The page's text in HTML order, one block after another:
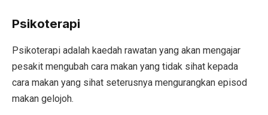
Psikoterapi
Psikoterapi adalah kaedah rawatan yang akan mengajar
pesakit mengubah cara makan yang tidak sihat kepada
cara makan yang sihat seterusnya mengurangkan episod
makan gelojoh.